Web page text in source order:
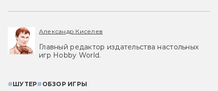
Александр Киселев
Главный редактор издательства настольных
игр Hobby World.
#ШУТЕР# ОБЗОР ИГРЫ